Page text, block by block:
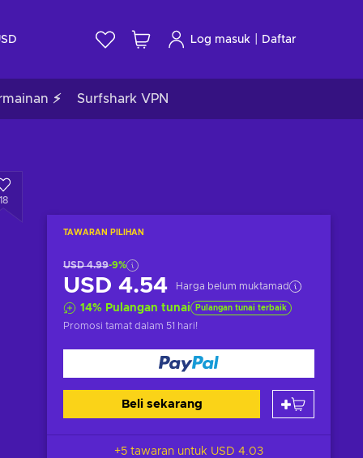
Log masuk Daftar
⚡ Surfshark VPN
TAWARAN PILIHAN
USD 4.99-9%
USD 4.54 Harga belum muktamad
14% Pulangan tunai Pulangan tunai terbaik
Promosi tamat dalam 51 hari!
Beli sekarang
+5 tawaran untuk USD 4.03